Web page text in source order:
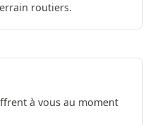
routiers.
à vous au moment